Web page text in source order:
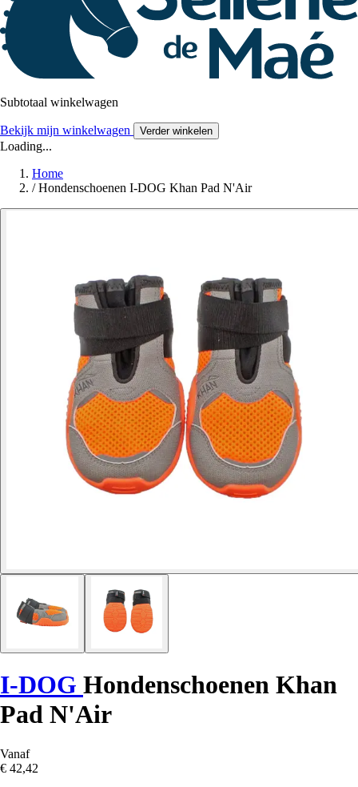
Subtotaal winkelwagen
Bekijk mijn winkelwagen Verder winkelen
Loading...
Home
/ Hondenschoenen I-DOG Khan Pad N'Air
I-DOG Hondenschoenen Khan
Pad N'Air
Vanaf
€ 42,42